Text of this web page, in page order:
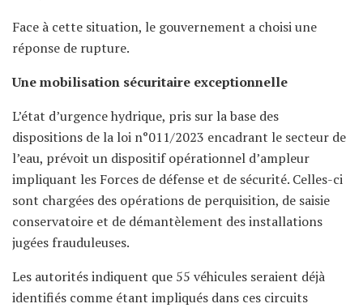
Face à cette situation, le gouvernement a choisi une
réponse de rupture.
Une mobilisation sécuritaire exceptionnelle
L’état d’urgence hydrique, pris sur la base des
dispositions de la loi n°011/2023 encadrant le secteur de
l’eau, prévoit un dispositif opérationnel d’ampleur
impliquant les Forces de défense et de sécurité. Celles-ci
sont chargées des opérations de perquisition, de saisie
conservatoire et de démantèlement des installations
jugées frauduleuses.
Les autorités indiquent que 55 véhicules seraient déjà
identifiés comme étant impliqués dans ces circuits